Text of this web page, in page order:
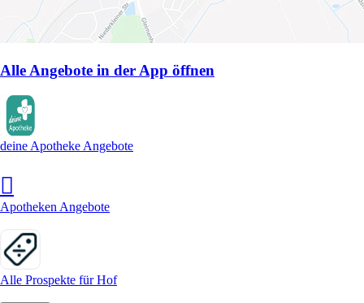
Alle Angebote in der App öffnen
deine Apotheke Angebote
Apotheken Angebote
Alle Prospekte für Hof